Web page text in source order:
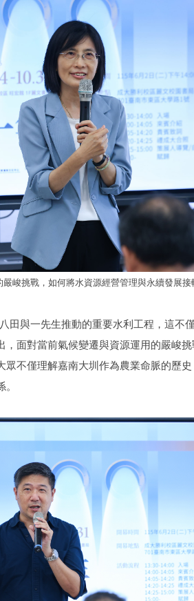
峻挑戰，如何將水資源經營管理與永續發展
田與一先生推動的重要水利工程，這不
面對當前氣候變遷與資源運用的嚴峻
不僅理解嘉南大圳作為農業命脈的歷